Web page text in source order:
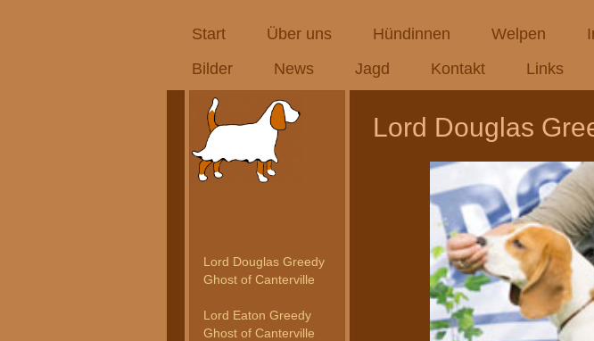
Start Über uns Hündinnen Welpen
Bilder
News Jagd Kontakt Links
Lord Douglas Greedy
Ghost of Canterville
Lord Eaton Greedy
Ghost of Canterville
Lord Douglas